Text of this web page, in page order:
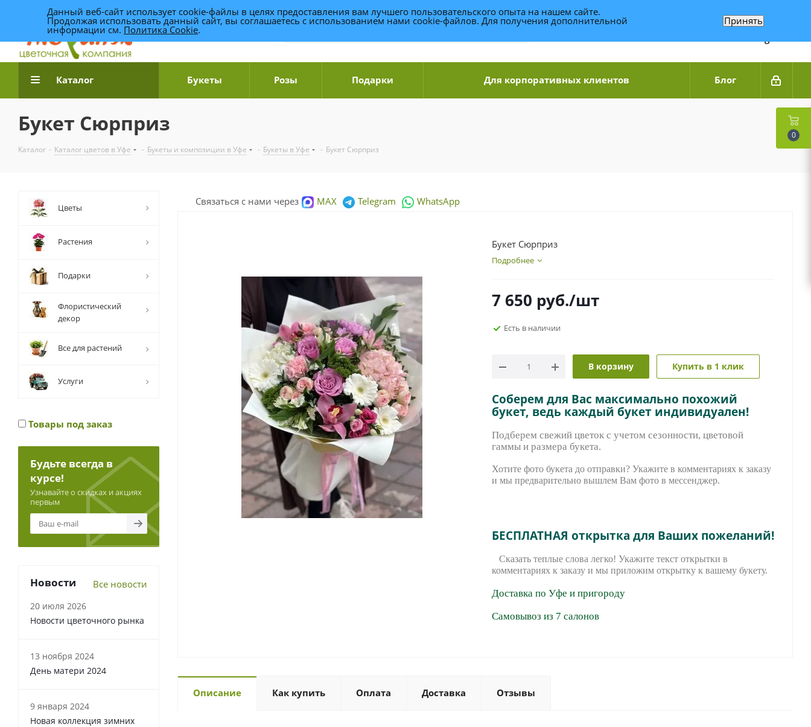
Доставка цветов по Уфе +7 (989) 95-14-014
Связаться по WhatsApp
Каталог Букеты Розы Подарки Для корпоративных клиентов Блог
Букет Сюрприз
Каталог - Каталог цветов в Уфе - Букеты и композиции в Уфе - Букеты в Уфе - Букет Сюрприз
Связаться с нами через MAX Telegram WhatsApp
Букет Сюрприз
Подробнее
7 650 руб./шт
Есть в наличии
В корзину Купить в 1 клик
Соберем для Вас максимально похожий
букет, ведь каждый букет индивидуален!
Подберем свежий цветок с учетом сезонности, цветовой
гаммы и размера букета.
Хотите фото букета до отправки? Укажите в комментариях к заказу
и мы предварительно вышлем Вам фото в мессенджер.
БЕСПЛАТНАЯ открытка для Ваших пожеланий!
Сказать теплые слова легко! Укажите текст открытки в
комментариях к заказу и мы приложим открытку к вашему букету.
Доставка по Уфе и пригороду
Самовывоз из 7 салонов
Описание Как купить Оплата Доставка Отзывы
Цветы
Растения
Подарки
Флористический
декор
Все для растений
Услуги
Товары под заказ
Будьте всегда в
курсе!
Узнавайте о скидках и акциях
первым
Новости Все новости
20 июля 2026
Новости цветочного рынка
13 ноября 2024
День матери 2024
9 января 2024
Новая коллекция зимних
0
Данный веб-сайт использует cookie-файлы в целях предоставления вам лучшего пользовательского опыта на нашем сайте.
Продолжая использовать данный сайт, вы соглашаетесь с использованием нами cookie-файлов. Для получения дополнительной
информации см. Политика Cookie.
Принять